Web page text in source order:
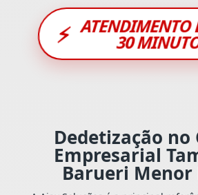
⚡ ATENDIMENTO
30
Dedetização no
Empresarial
Barueri Menor